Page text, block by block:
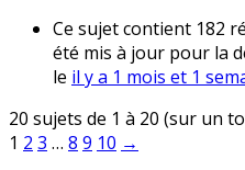
Ce sujet contient 182
été mis à jour pour la
le il y a 1 mois et 1
20 sujets de 1 à 20 (sur un
1 2 3 … 8 9 10 →